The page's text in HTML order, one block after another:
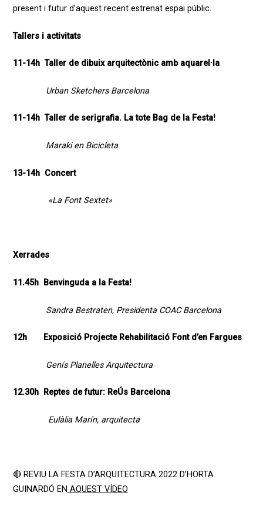
presenti futur d’aquest recent estrenat espai públic.
Tallers i activitats
11-14h Taller de dibuix arquitectònic amb aquarel·la
Urban Sketchers Barcelona
11-14h Taller de serigrafia. La tote Bag de la Festa!
Maraki en Bicicleta
13-14h Concert
«La Font Sextet»
Xerrades
11.45h Benvinguda a la Festa!
Sandra Bestraten, Presidenta COAC Barcelona
12h Exposició Projecte Rehabilitació Font d’en Fargues
Genís Planelles Arquitectura
12.30h Reptes de futur: ReÚs Barcelona
Eulàlia Marín, arquitecta
🔴 REVIU LA FESTA D’ARQUITECTURA 2022 D’HORTA
GUINARDÓ EN AQUEST VÍDEO